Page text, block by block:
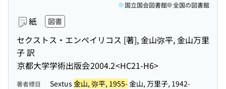
紙 図書
セクストス・エンペイリコス [著], 金山弥平, 金山万里
子 訳
京都大学学術出版会2004.2<HC21-H6>
国立国会図書館 全国の図書館
著者標目 Sextus 金山, 弥平, 1955-金山, 万里子, 1942-